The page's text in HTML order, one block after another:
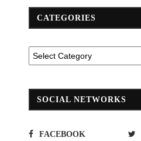
ซ่อมสร้างแล้วเสร็จ!ถนนสาย ฉช.4039
จ.ฉะเชิงเทรา เพิ่มประสิทธิภาพการเดินทาง
CATEGORIES
SOCIAL NETWORKS
FACEBOOK